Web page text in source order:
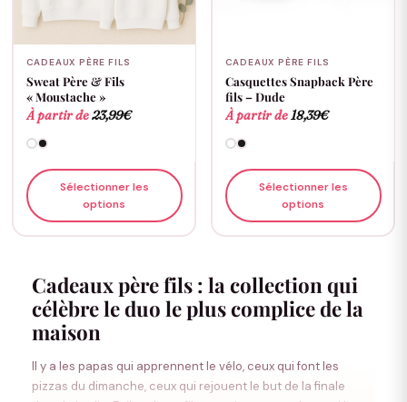
CADEAUX PÈRE FILS
Sweat Père & Fils
« Moustache »
À partir de23,99€
Sélectionner les
options
CADEAUX PÈRE FILS
Casquettes Snapback Père
fils – Dude
À partir de18,39€
Sélectionner les
options
Cadeaux père fils : la collection qui
célèbre le duo le plus complice de la
maison
Il y a les papas qui apprennent le vélo, ceux qui font les
pizzas du dimanche, ceux qui rejouent le but de la finale